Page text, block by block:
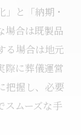
と「納期・
場合は既製品
る場合は地元
際に葬儀運営
把握し、必要
スムーズな手